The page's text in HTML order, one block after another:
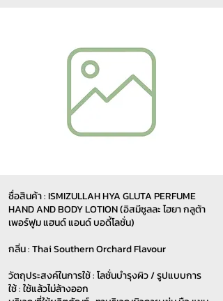
ชื่อสินค้า : ISMIZULLAH HYA GLUTA PERFUME
HAND AND BODY LOTION (อิสมีซูลละ ไฮยา กลูต้า
เพอร์ฟูม แฮนด์ แอนด์ บอดี้โลชั่น)
กลิ่น : Thai Southern Orchard Flavour
วัตถุประสงค์ในการใช้ : โลชั่นบำรุงผิว / รูปแบบการ
ใช้ : ใช้แล้วไม่ล้างออก